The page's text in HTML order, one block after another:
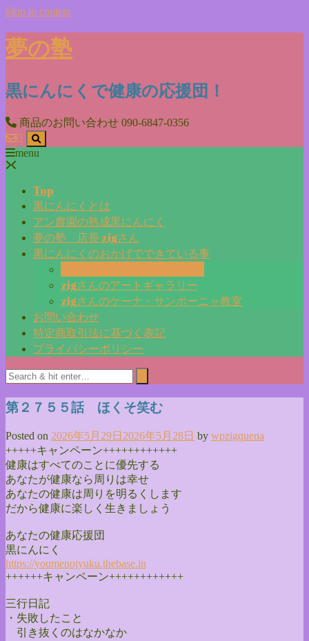
Skip to content
夢の塾
黒にんにくで健康の応援団！
商品のお問い合わせ 090-6847-0356
menu
Top
黒にんにくとは
アン農園の熟成黒にんにく
夢の塾 店長 zigさん
黒にんにくのおかげでできている事
zigさんのアートギャラリー
zigさんのケーナ・サンポーニャ教室
お問い合わせ
特定商取引法に基づく表記
プライバシーポリシー
第２７５５話 ほくそ笑む
Posted on 2026年5月29日 2026年5月28日 by wpzigquena
+++++キャンペーン++++++++++++
健康はすべてのことに優先する
あなたが健康なら周りは幸せ
あなたの健康は周りを明るくします
だから健康に楽しく生きましょう
あなたの健康応援団
黒にんにく
https://youmenojyuku.thebase.in
++++++キャンペーン++++++++++++
三行日記
・失敗したこと
引き抜くのはなかなか